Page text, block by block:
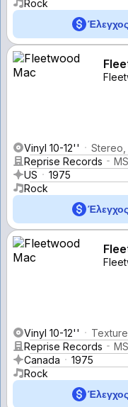
Rock
Vinyl 10-12''
Stereo,
Reprise Records
US
1975
Rock
Vinyl 10-12''
Reprise Records
Canada
1975
Rock